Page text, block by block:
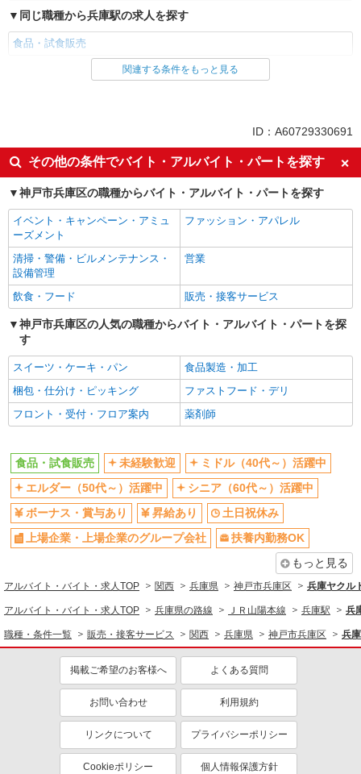
同じ職種から兵庫駅の求人を探す
食品・試食販売
同じ雇用形態から兵庫駅の求人を探す
未経験歓迎
ミドル（40代～）活躍中
エルダー（50代～）活躍中
シニア（60代～）活躍中
ボーナス・賞与あり
昇給あり
土日祝休み
上場企業・上場企業のグループ会
扶養内勤務OK
社員登用あり
同じ職種から求人を探す
販売・接客サービス
食品・試食販売
同じ特徴から求人を探す
未経験歓迎
ミドル（40代～）活躍中
ボーナス・賞与あり
土日祝休み
社
社員登用あり
関連する条件をもっと見る
ID：A60729330691
その他の条件でバイト・アルバイト・パートを探す
神戸市兵庫区の職種からバイト・アルバイト・パートを探す
イベント・キャンペーン・アミュ
ーズメント
ファッション・アパレル
清掃・警備・ビルメンテナンス・
設備管理
営業
飲食・フード 販売・接客サービス
神戸市兵庫区の人気の職種からバイト・アルバイト・パートを探
す
スイーツ・ケーキ・パン
食品製造・加工
梱包・仕分け・ピッキング
ファストフード・デリ
フロント・受付・フロア案内
薬剤師
食品・試食販売 未経験歓迎
ミドル（40代～）活躍中
エルダー（50代～）活躍中
シニア（60代～）活躍中
ボーナス・賞与あり
昇給あり
土日祝休み
上場企業・上場企業のグループ会社
扶養内勤務OK
もっと見る
アルバイト・バイト・求人TOP 関西 兵庫県 神戸市兵庫区 兵庫ヤクル
アルバイト・バイト・求人TOP 兵庫県の路線 ＪＲ山陽本線 兵庫駅 兵
職種・条件一覧 販売・接客サービス 関西 兵庫県 神戸市兵庫区 兵
掲載ご希望のお客様へ よくある質問
お問い合わせ 利用規約
リンクについて プライバシーポリシー
Cookieポリシー 個人情報保護方針